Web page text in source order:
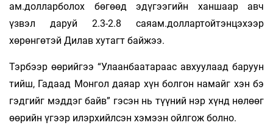
ам.долларболох бөгөөд эдүгээгийн ханшаар авч
үзвэл даруй 2.3-2.8 саяам.доллартойтэнцэхээр
хөрөнгөтэй Дилав хутагт байжээ.
Тэрбээр өөрийгээ “Улаанбаатараас авхуулаад баруун
тийш, Гадаад Монгол даяар хүн болгон намайг хэн бэ
гэдгийг мэддэг байв” гэсэн нь түүний нэр хүнд нөлөөг
өөрийн үгээр илэрхийлсэн хэмээн ойлгож болно.